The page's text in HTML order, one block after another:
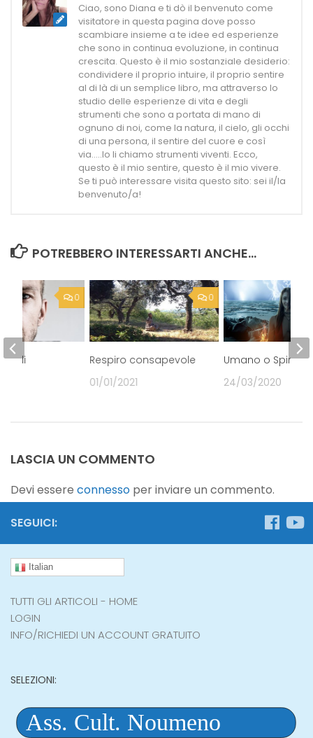
Ciao, sono Diana e ti dò il benvenuto come
visitatore in questa pagina dove posso
scambiare insieme a te idee ed esperienze
che sono in continua evoluzione, in continua
crescita. Questo è il mio sostanziale desiderio:
condividere il proprio intuire, il proprio sentire
al di là di un semplice libro, ma attraverso lo
studio delle esperienze di vita e degli
strumenti che sono a portata di mano di
ognuno di noi, come la natura, il cielo, gli occhi
di una persona, il sentire del cuore e così
via.....Io li chiamo strumenti viventi. Ecco,
questo è il mio sentire, questo è il mio vivere.
Se ti può interessare visita questo sito: sei il/la
benvenuto/a!
POTREBBERO INTERESSARTI ANCHE...
0
Respiro consapevole
01/01/2021
Umano o
24/03/2020
0
di
LASCIA UN COMMENTO
Devi essere connesso per inviare un commento.
SEGUICI:
Italian
TUTTI GLI ARTICOLI - HOME
LOGIN
INFO/RICHIEDI UN ACCOUNT GRATUITO
SELEZIONI: